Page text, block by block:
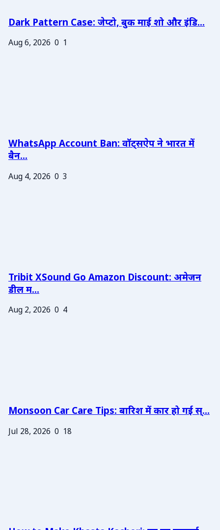
Dark Pattern Case: जेप्टो, बुक माई शो और इंडि...
Aug 6, 2026 0 1
WhatsApp Account Ban: वॉट्सऐप ने भारत में
बैन...
Aug 4, 2026 0 3
Tribit XSound Go Amazon Discount: अमेजन
डील म...
Aug 2, 2026 0 4
Monsoon Car Care Tips: बारिश में कार हो गई स्...
Jul 28, 2026 0 18